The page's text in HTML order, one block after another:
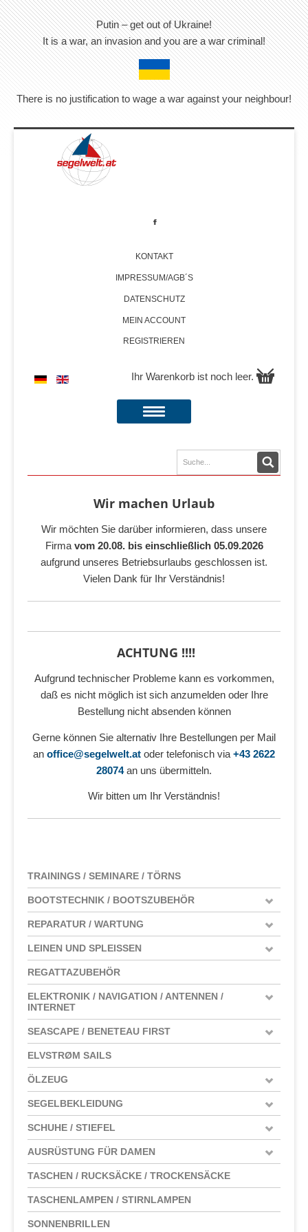
Putin – get out of Ukraine!
It is a war, an invasion and you are a war criminal!
There is no justification to wage a war against your neighbour!
KONTAKT
IMPRESSUM/AGB´S
DATENSCHUTZ
MEIN ACCOUNT
REGISTRIEREN
Ihr Warenkorb ist noch leer.
Wir machen Urlaub
Wir möchten Sie darüber informieren, dass unsere
Firma vom 20.08. bis einschließlich 05.09.2026
aufgrund unseres Betriebsurlaubs geschlossen ist.
Vielen Dank für Ihr Verständnis!
ACHTUNG !!!!
Aufgrund technischer Probleme kann es vorkommen,
daß es nicht möglich ist sich anzumelden oder Ihre
Bestellung nicht absenden können
Gerne können Sie alternativ Ihre Bestellungen per Mail
an office@segelwelt.at oder telefonisch via +43 2622
28074an uns übermitteln.
Wir bitten um Ihr Verständnis!
TRAININGS / SEMINARE / TÖRNS
BOOTSTECHNIK / BOOTSZUBEHÖR
REPARATUR / WARTUNG
LEINEN UND SPLEISSEN
REGATTAZUBEHÖR
ELEKTRONIK / NAVIGATION / ANTENNEN /
INTERNET
SEASCAPE / BENETEAU FIRST
ELVSTRØM SAILS
ÖLZEUG
SEGELBEKLEIDUNG
SCHUHE / STIEFEL
AUSRÜSTUNG FÜR DAMEN
TASCHEN / RUCKSÄCKE / TROCKENSÄCKE
TASCHENLAMPEN / STIRNLAMPEN
SONNENBRILLEN